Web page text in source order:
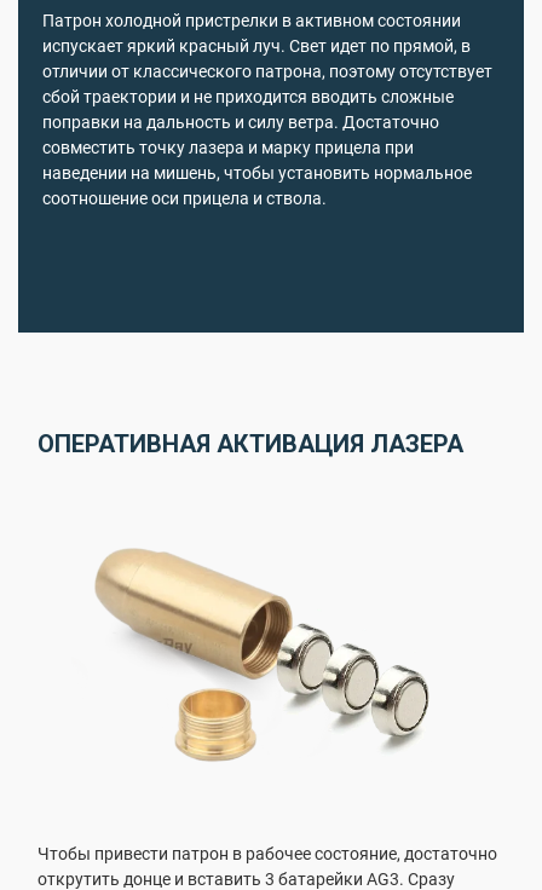
Патрон холодной пристрелки в активном состоянии
испускает яркий красный луч. Свет идет по прямой, в
отличии от классического патрона, поэтому отсутствует
сбой траектории и не приходится вводить сложные
поправки на дальность и силу ветра. Достаточно
совместить точку лазера и марку прицела при
наведении на мишень, чтобы установить нормальное
соотношение оси прицела и ствола.
ОПЕРАТИВНАЯ АКТИВАЦИЯ ЛАЗЕРА
Чтобы привести патрон в рабочее состояние, достаточно
открутить донце и вставить 3 батарейки AG3. Сразу